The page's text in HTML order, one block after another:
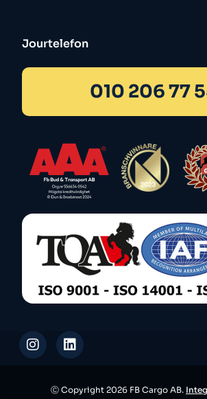
Jourtelefon
010 206 77
Ⓒ Copyright 2026 FB Cargo AB.